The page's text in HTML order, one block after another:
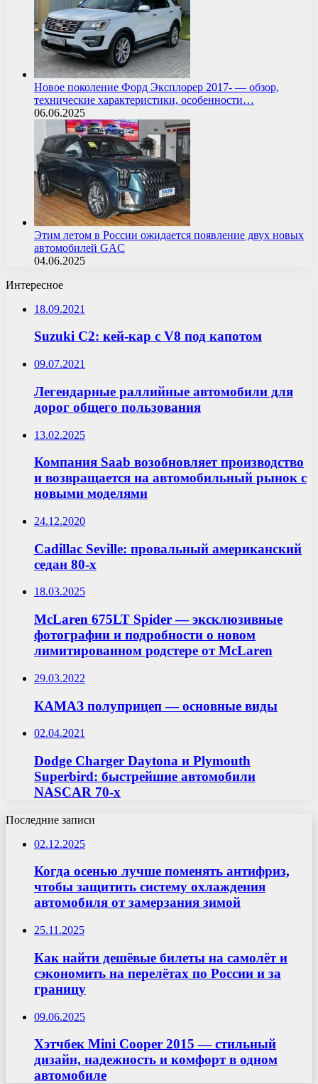
Новое поколение Форд Эксплорер 2017- — обзор,
технические характеристики, особенности…
06.06.2025
Этим летом в России ожидается появление двух новых
автомобилей GAC
04.06.2025
Интересное
18.09.2021
Suzuki C2: кей-кар с V8 под капотом
09.07.2021
Легендарные раллийные автомобили для
дорог общего пользования
13.02.2025
Компания Saab возобновляет производство
и возвращается на автомобильный рынок с
новыми моделями
24.12.2020
Cadillac Seville: провальный американский
седан 80-х
18.03.2025
McLaren 675LT Spider — эксклюзивные
фотографии и подробности о новом
лимитированном родстере от McLaren
29.03.2022
КАМАЗ полуприцеп — основные виды
02.04.2021
Dodge Charger Daytona и Plymouth
Superbird: быстрейшие автомобили
NASCAR 70-х
Последние записи
02.12.2025
Когда осенью лучше поменять антифриз,
чтобы защитить систему охлаждения
автомобиля от замерзания зимой
25.11.2025
Как найти дешёвые билеты на самолёт и
сэкономить на перелётах по России и за
границу
09.06.2025
Хэтчбек Mini Cooper 2015 — стильный
дизайн, надежность и комфорт в одном
автомобиле